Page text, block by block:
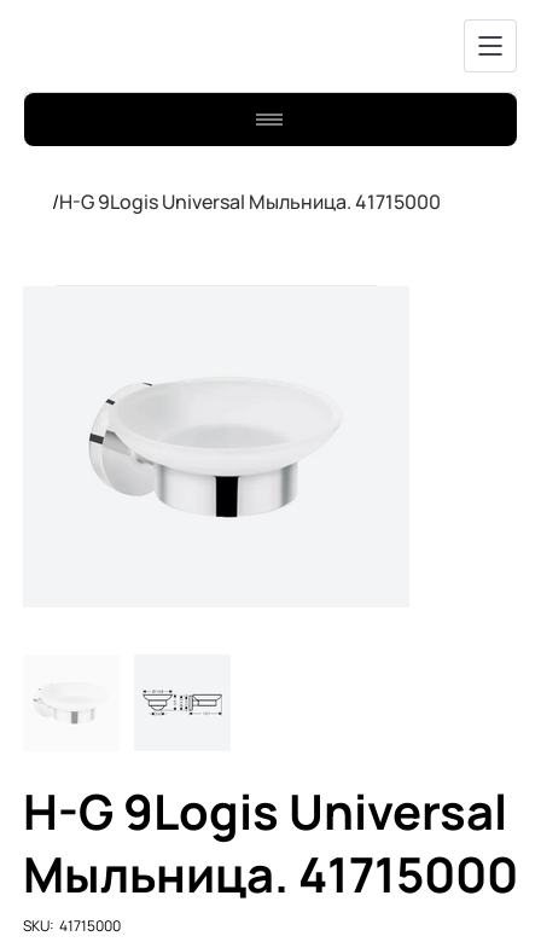
/H-G 9Logis Universal Мыльница. 41715000
H-G 9Logis Universal
Мыльница. 41715000
SKU:
SKU
41715000
41715000